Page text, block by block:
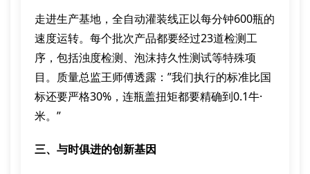
走进生产基地，全自动灌装线正以每分钟600瓶的
速度运转。每个批次产品都要经过23道检测工
序，包括浊度检测、泡沫持久性测试等特殊项
目。质量总监王师傅透露：”我们执行的标准比国
标还要严格30%，连瓶盖扭矩都要精确到0.1牛·
米。”
三、与时俱进的创新基因